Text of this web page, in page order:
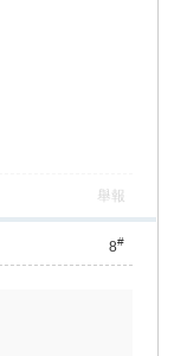
舉報
8#